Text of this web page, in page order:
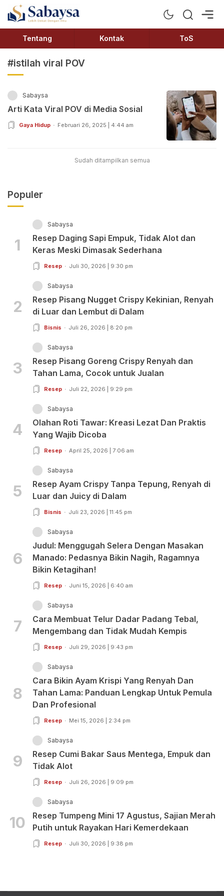
Sabaysa
Lebih Dekat Dengan Ilmu
Tentang Kontak ToS
#istilah viral POV
Sabaysa
Arti Kata Viral POV di Media Sosial
Gaya Hidup Februari 26, 2025 | 4:44 am
Sudah ditampilkan semua
Populer
1
Sabaysa
Resep Daging Sapi Empuk, Tidak Alot dan
Keras Meski Dimasak Sederhana
Resep Juli 30, 2026 | 9:30 pm
2
Sabaysa
Resep Pisang Nugget Crispy Kekinian, Renyah
di Luar dan Lembut di Dalam
Bisnis Juli 26, 2026 | 8:20 pm
3
Sabaysa
Resep Pisang Goreng Crispy Renyah dan
Tahan Lama, Cocok untuk Jualan
Resep Juli 22, 2026 | 9:29 pm
4
Sabaysa
Olahan Roti Tawar: Kreasi Lezat Dan Praktis
Yang Wajib Dicoba
Resep April 25, 2026 | 7:06 am
5
Sabaysa
Resep Ayam Crispy Tanpa Tepung, Renyah di
Luar dan Juicy di Dalam
Bisnis Juli 23, 2026 | 11:45 pm
6
Sabaysa
Judul: Menggugah Selera Dengan Masakan
Manado: Pedasnya Bikin Nagih, Ragamnya
Bikin Ketagihan!
Resep Juni 15, 2026 | 6:40 am
7
Sabaysa
Cara Membuat Telur Dadar Padang Tebal,
Mengembang dan Tidak Mudah Kempis
Resep Juli 29, 2026 | 9:43 pm
8
Sabaysa
Cara Bikin Ayam Krispi Yang Renyah Dan
Tahan Lama: Panduan Lengkap Untuk Pemula
Dan Profesional
Resep Mei 15, 2026 | 2:34 pm
9
Sabaysa
Resep Cumi Bakar Saus Mentega, Empuk dan
Tidak Alot
Resep Juli 26, 2026 | 9:09 pm
10
Sabaysa
Resep Tumpeng Mini 17 Agustus, Sajian Merah
Putih untuk Rayakan Hari Kemerdekaan
Resep Juli 30, 2026 | 9:38 pm